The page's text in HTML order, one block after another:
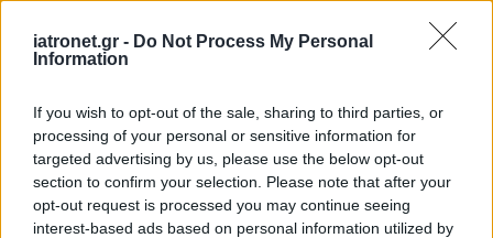
iatronet.gr - Do Not Process My Personal
Information
If you wish to opt-out of the sale, sharing to third parties, or
processing of your personal or sensitive information for
targeted advertising by us, please use the below opt-out
section to confirm your selection. Please note that after your
opt-out request is processed you may continue seeing
interest-based ads based on personal information utilized by